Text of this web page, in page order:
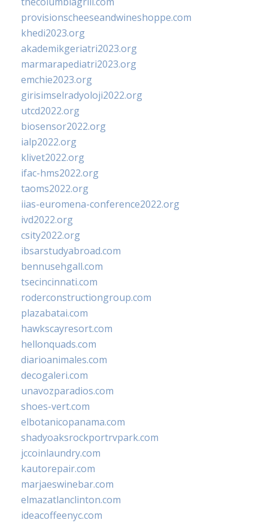
provisionscheeseandwineshoppe.com
khedi2023.org
akademikgeriatri2023.org
marmarapediatri2023.org
emchie2023.org
girisimselradyoloji2022.org
utcd2022.org
biosensor2022.org
ialp2022.org
klivet2022.org
ifac-hms2022.org
taoms2022.org
iias-euromena-conference2022.org
ivd2022.org
csity2022.org
ibsarstudyabroad.com
bennusehgall.com
tsecincinnati.com
roderconstructiongroup.com
plazabatai.com
hawkscayresort.com
hellonquads.com
diarioanimales.com
decogaleri.com
unavozparadios.com
shoes-vert.com
elbotanicopanama.com
shadyoaksrockportrvpark.com
jccoinlaundry.com
kautorepair.com
marjaeswinebar.com
elmazatlanclinton.com
ideacoffeenyc.com